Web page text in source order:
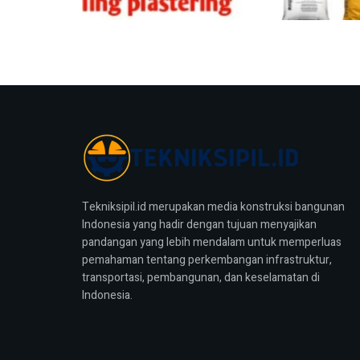
Tekniksipil.id merupakan media konstruksi bangunan
Indonesia yang hadir dengan tujuan menyajikan
pandangan yang lebih mendalam untuk memperluas
pemahaman tentang perkembangan infrastruktur,
transportasi, pembangunan, dan keselamatan di
Indonesia.